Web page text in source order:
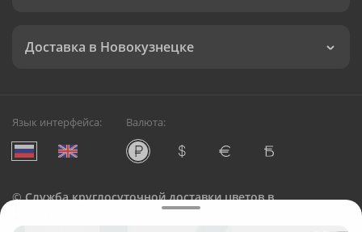
Доставка в Новокузнецке
Язык интерфейса: Валюта:
©Служба круглосуточной доставки цветов в